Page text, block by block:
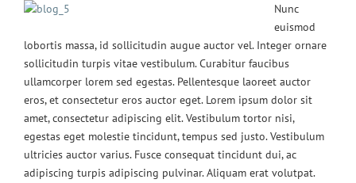
Nunc
euismod
lobortis massa, id sollicitudin augue auctor vel. Integer ornare
sollicitudin turpis vitae vestibulum. Curabitur faucibus
ullamcorper lorem sed egestas. Pellentesque laoreet auctor
eros, et consectetur eros auctor eget. Lorem ipsum dolor sit
amet, consectetur adipiscing elit. Vestibulum tortor nisi,
egestas eget molestie tincidunt, tempus sed justo. Vestibulum
ultricies auctor varius. Fusce consequat tincidunt dui, ac
adipiscing turpis adipiscing pulvinar. Aliquam erat volutpat.